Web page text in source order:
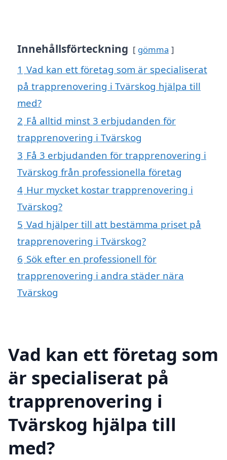
Innehållsförteckning gömma
1 Vad kan ett företag som är specialiserat
på trapprenovering i Tvärskog hjälpa till
med?
2 Få alltid minst 3 erbjudanden för
trapprenovering i Tvärskog
3 Få 3 erbjudanden för trapprenovering i
Tvärskog från professionella företag
4 Hur mycket kostar trapprenovering i
Tvärskog?
5 Vad hjälper till att bestämma priset på
trapprenovering i Tvärskog?
6 Sök efter en professionell för
trapprenovering i andra städer nära
Tvärskog
Vad kan ett företag som
är specialiserat på
trapprenovering i
Tvärskog hjälpa till
med?